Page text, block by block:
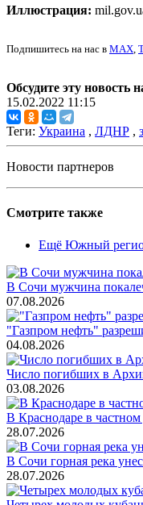
Иллюстрация:
Подпишитесь на нас в MAX,
Обсудите эту новость
15.02.2022 11:15
Теги: Украина , ЛДНР ,
Новости партнеров
Смотрите также
Ещё Южный
В Сочи мужчина
07.08.2026
"Газпром нефть"
04.08.2026
Число погибших в
03.08.2026
В Краснодаре в
28.07.2026
В Сочи горная река
28.07.2026